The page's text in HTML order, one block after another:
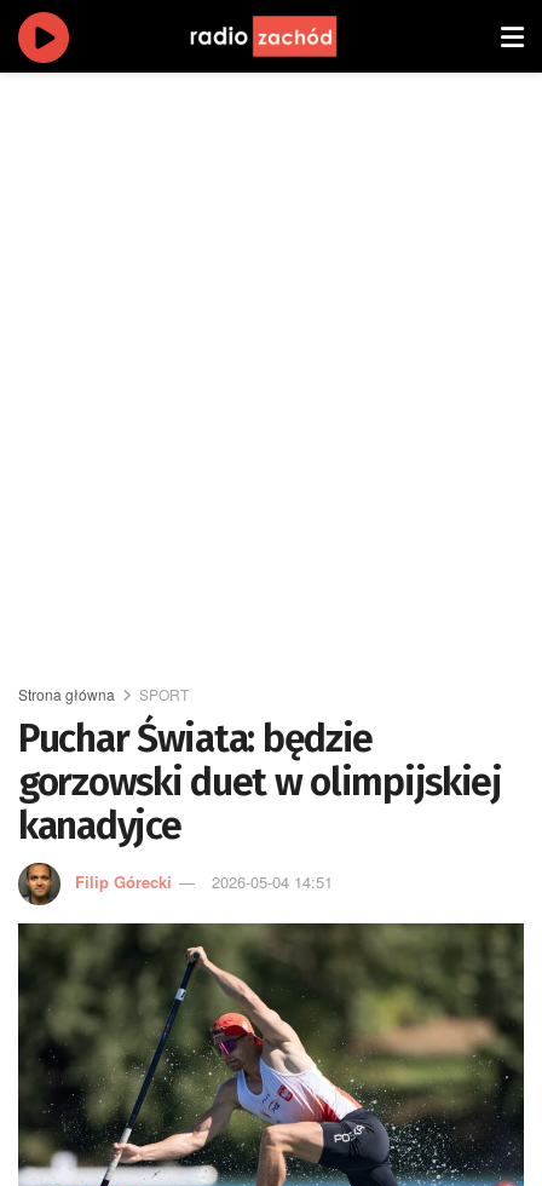
Strona główna SPORT
Puchar Świata: będzie
gorzowski duet w olimpijskiej
kanadyjce
Filip Górecki 2026-05-04 14:51